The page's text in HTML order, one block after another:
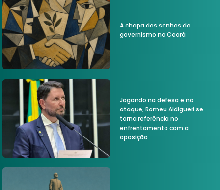
A chapa dos sonhos do
governismo no Ceará
Jogando na defesa e no
ataque, Romeu Aldigueri se
torna referência no
enfrentamento com a
oposição